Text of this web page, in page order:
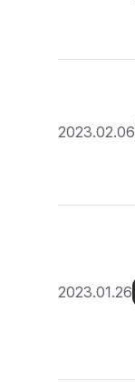
2023.02.06
2023.01.26